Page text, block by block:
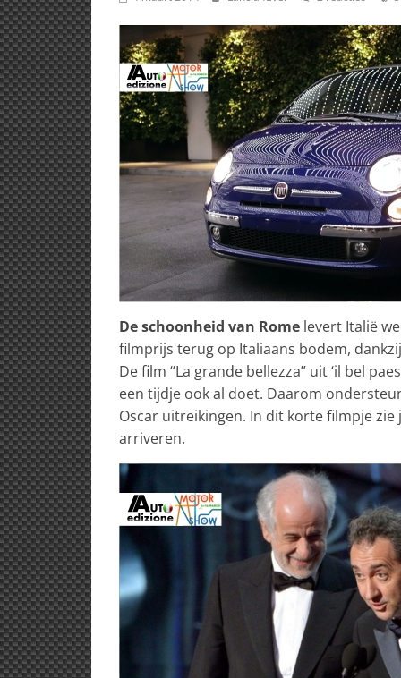
De schoonheid van Rome levert Italië
filmprijs terug op Italiaans bodem,
De film “La grande bellezza” uit ‘il bel
een tijdje ook al doet. Daarom
Oscar uitreikingen. In dit korte filmpje
arriveren.